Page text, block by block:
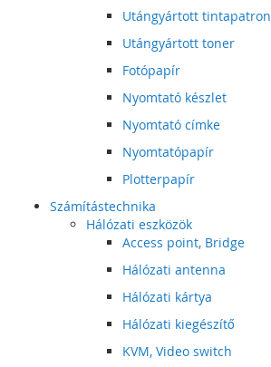
Utángyártott tintapatron
Utángyártott toner
Fotópapír
Nyomtató készlet
Nyomtató címke
Nyomtatópapír
Plotterpapír
Számítástechnika
Hálózati eszközök
Access point, Bridge
Hálózati antenna
Hálózati kártya
Hálózati kiegészítő
KVM, Video switch